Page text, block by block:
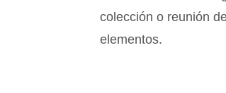
colección o reunión
elementos.